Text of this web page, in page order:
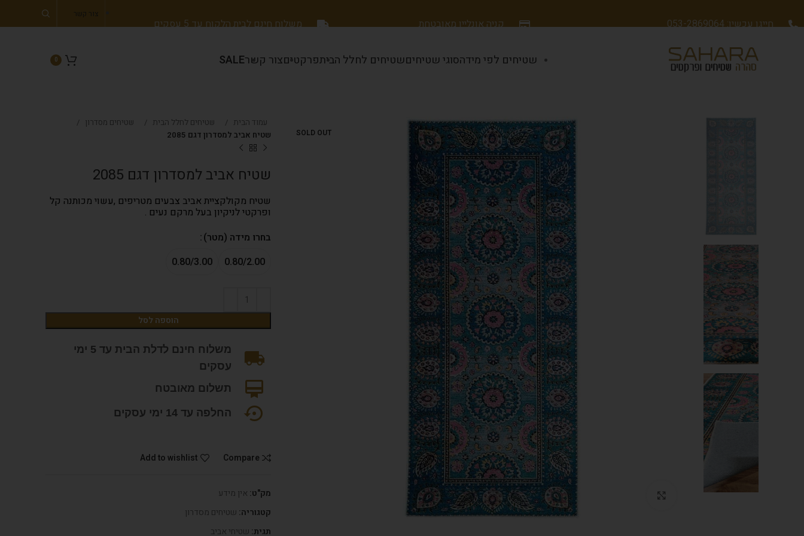
משלוח חינם לבית הלקוח עד 5 עסקים קניה אונליין מאובטחת חייגו עכשיו: 053-2869064
צור קשר
שטיחים לפי מידהסוגי שטיחיםשטיחים לחלל הביתפרקטיםצור קשרSALE
0
SOLD OUT
עמוד הבית שטיחים לחלל הבית
שטיחים מסדרון
שטיח אביב למסדרון דגם 2085
שטיח אביב למסדרון דגם 2085
שטיח מקולקציית אביב צבעים מטריפים ,עשוי מכותנה קל
ופרקטי לניקיון בעל מרקם נעים .
בחרו מידה (מטר)
0.80/2.00
0.80/3.00
הוספה לסל
משלוח חינם לדלת הבית עד 5 ימי
עסקים
תשלום מאובטח
החלפה עד 14 ימי עסקים
Compare
Add to wishlist
מק"ט: אין מידע
קטגוריה: שטיחים מסדרון
תגית: שטיחי אביב